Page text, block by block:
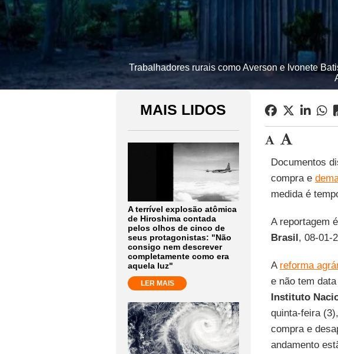
Trabalhadores rurais como Averson e Ivonete
MAIS LIDOS
A terrível explosão atômica
de Hiroshima contada
pelos olhos de cinco de
seus protagonistas: "Não
consigo nem descrever
completamente como era
aquela luz"
LER MAIS
Documentos
compra e
medida é
A reportagem
Brasil, 08-01-
A reforma
e não tem
Instituto
quinta-feira
compra e
andamento